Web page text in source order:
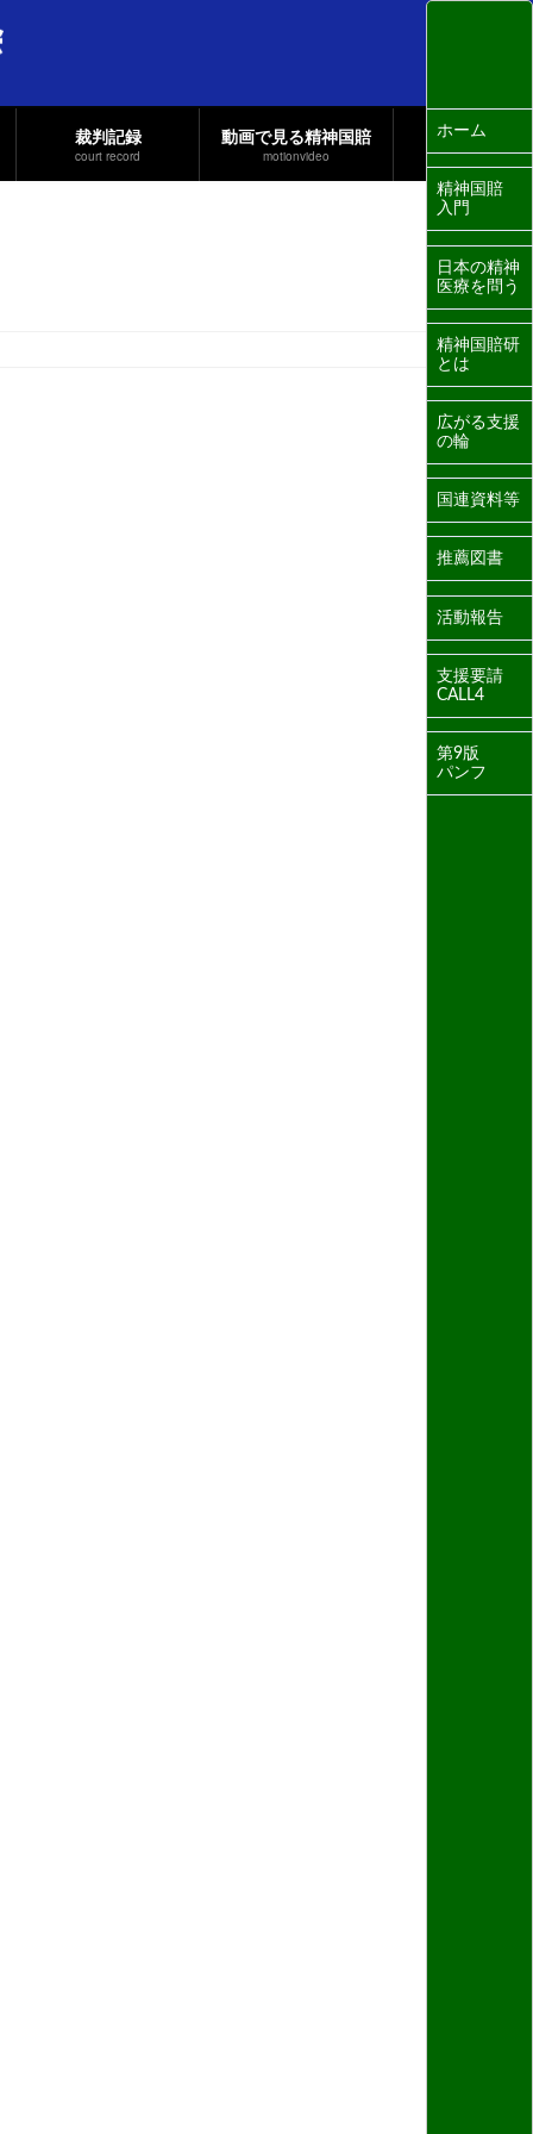
裁判記録
court record
動画で見る精神国賠
motionvideo
ホーム
精神国賠
入門
日本の精神
医療を問う
精神国賠研
とは
広がる支援
の輪
国連資料等
推薦図書
活動報告
支援要請
CALL4
第9版
パンフ